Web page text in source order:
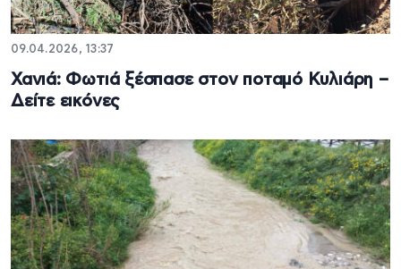
09.04.2026, 13:37
Χανιά: Φωτιά ξέσπασε στον ποταμό Κυλιάρη –
Δείτε εικόνες